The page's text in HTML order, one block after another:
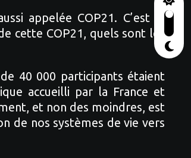
appelée COP21. C’est la
cette COP21, quels sont les
40 000 participants étaient
accueilli par la France et
et non des moindres, est
de nos systèmes de vie vers